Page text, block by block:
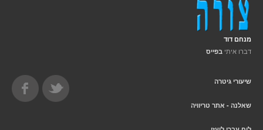
מנחם דוד
דברו איתי בפייס
שיעורי גיטרה
שאלנה - אתר טריוויה